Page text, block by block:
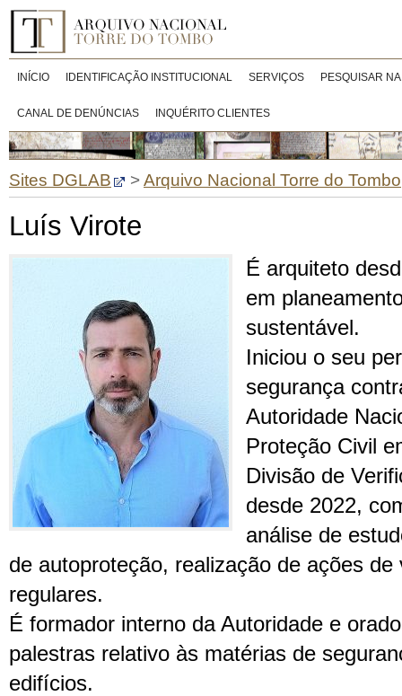
INÍCIO IDENTIFICAÇÃO INSTITUCIONAL SERVIÇOS PESQUISAR
CANAL DE DENÚNCIAS INQUÉRITO CLIENTES
Sites DGLAB >Arquivo Nacional Torre do Tombo
Luís Virote
É arquiteto
em
sustentável.
Iniciou o seu
segurança
Autoridade
Proteção Civil
Divisão de
desde 2022,
análise de
de autoproteção, realização de ações
regulares.
É formador interno da Autoridade e
palestras relativo às matérias de
edifícios.